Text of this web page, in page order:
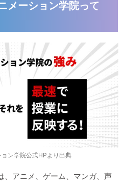
メーション学院って
ン学院公式HPより出典
、アニメ、ゲーム、マンガ、声